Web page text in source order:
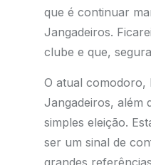
que é continuar
Jangadeiros.
clube e que,
O atual comodoro,
Jangadeiros, além
simples eleição.
ser um sinal de
grandes